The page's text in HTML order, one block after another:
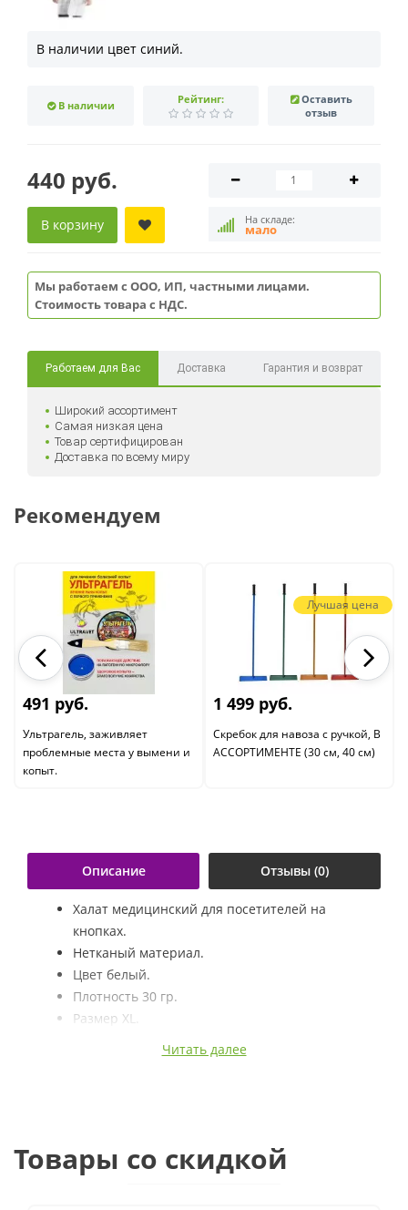
В наличии цвет синий.
В наличии Рейтинг:
Оставить
отзыв
440 руб.
На складе:
мало
В корзину
Мы работаем с ООО, ИП, частными лицами.
Стоимость товара с НДС.
Работаем для Вас Доставка Гарантия и возврат
Широкий ассортимент
Самая низкая цена
Товар сертифицирован
Доставка по всему миру
Рекомендуем
491 руб.
Ультрагель, заживляет
проблемные места у вымени и
копыт.
Лучшая цена
1 499 руб.
Скребок для навоза с ручкой, В
АССОРТИМЕНТЕ (30 см, 40 см)
Описание Отзывы (0)
Халат медицинский для посетителей на
кнопках.
Нетканый материал.
Цвет белый.
Плотность 30 гр.
Размер XL.
Читать далее
Товары со скидкой